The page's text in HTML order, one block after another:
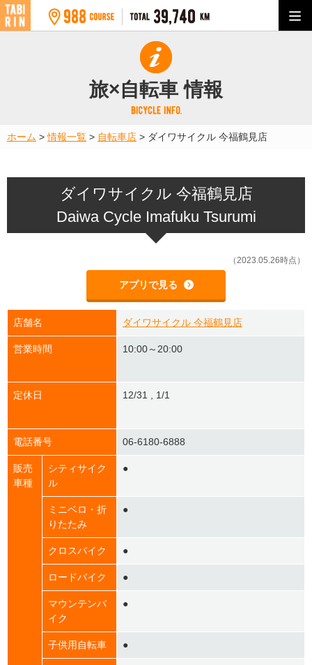
旅×自転車 情報
ホーム >情報一覧 > 自転車店 > ダイワサイクル 今福鶴見店
ダイワサイクル 今福鶴見店
Daiwa Cycle Imafuku Tsurumi
（2023.05.26時点）
アプリで見る
店舗名 ダイワサイクル 今福鶴見店
営業時間 10:00～20:00
定休日 12/31 , 1/1
電話番号 06-6180-6888
販売
車種
シティサイク
ル
●
ミニベロ・折
りたたみ
●
クロスバイク ●
ロードバイク ●
マウンテンバ
イク
●
子供用自転車 ●